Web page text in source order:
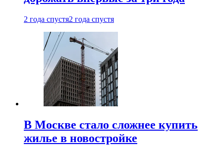
2 года спустя2 года спустя
В Москве стало сложнее купить
жилье в новостройке